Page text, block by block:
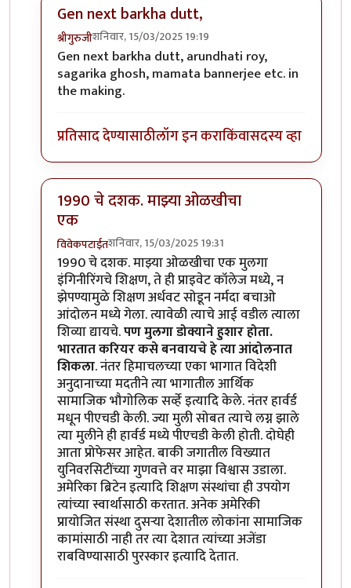
Gen next barkha dutt,
श्रीगुरुजीशनिवार, 15/03/2025 19:19
In reply toपुढची अरुंधती रॉय?byवामन देशमुख
Gen next barkha dutt, arundhati roy,
sagarika ghosh, mamata bannerjee etc. in
the making.
प्रतिसाद देण्यासाठीलॉग इन कराकिंवासदस्य व्हा
1990 चे दशक. माझ्या ओळखीचा
एक
विवेकपटाईतशनिवार, 15/03/2025 19:31
In reply toपुढची अरुंधती रॉय?byवामन देशमुख
1990 चे दशक. माझ्या ओळखीचा एक मुलगा
इंगिनीरिंगचे शिक्षण, ते ही प्राइवेट कॉलेज मध्ये, न
झेपण्यामुळे शिक्षण अर्धवट सोडून नर्मदा बचाओ
आंदोलन मध्ये गेला. त्यावेळी त्याचे आई वडील त्याला
शिव्या द्यायचे.पण मुलगा डोक्याने हुशार होता.
भारतात करियर कसे बनवायचे हे त्या आंदोलनात
शिकला. नंतर हिमाचलच्या एका भागात विदेशी
अनुदानाच्या मदतीने त्या भागातील आर्थिक
सामाजिक भौगोलिक सर्व्हे इत्यादि केले. नंतर हार्वर्ड
मधून पीएचडी केली. ज्या मुली सोबत त्याचे लग्न झाले
त्या मुलीने ही हार्वर्ड मध्ये पीएचडी केली होती. दोघेही
आता प्रोफेसर आहेत. बाकी जगातील विख्यात
युनिवरसिटींच्या गुणवत्ते वर माझा विश्वास उडाला.
अमेरिका ब्रिटेन इत्यादि शिक्षण संस्थांचा ही उपयोग
त्यांच्या स्वार्थासाठी करतात. अनेक अमेरिकी
प्रायोजित संस्था दुसर्‍या देशातील लोकांना सामाजिक
कामांसाठी नाही तर त्या देशात त्यांच्या अजेंडा
राबविण्यासाठी पुरस्कार इत्यादि देतात.